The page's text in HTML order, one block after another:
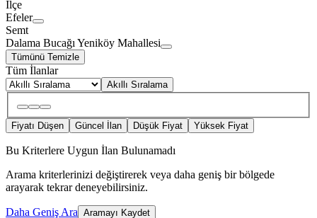
İlçe
Efeler
Semt
Dalama Bucağı Yeniköy Mahallesi
Tümünü Temizle
Tüm İlanlar
Akıllı Sıralama
Fiyatı Düşen Güncel İlan Düşük Fiyat Yüksek Fiyat
Bu Kriterlere Uygun İlan Bulunamadı
Arama kriterlerinizi değiştirerek veya daha geniş bir bölgede
arayarak tekrar deneyebilirsiniz.
Daha Geniş Ara Aramayı Kaydet